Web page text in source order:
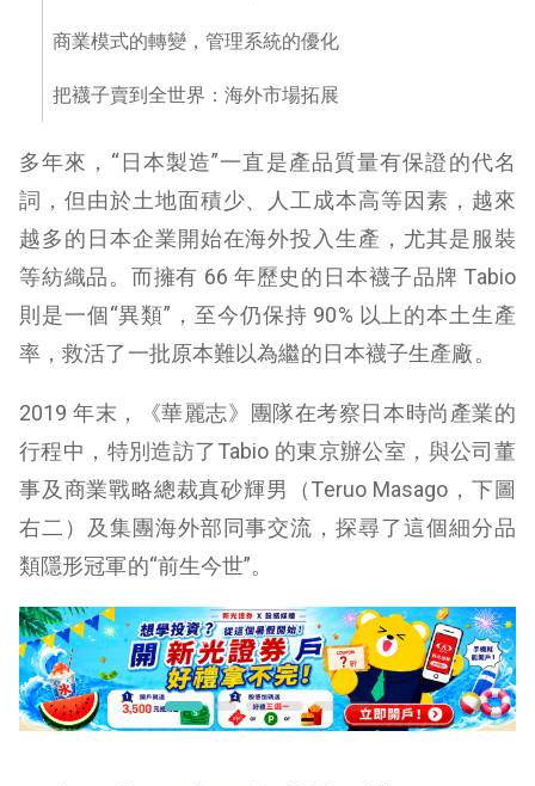
商業模式的轉變，管理系統的優化
把襪子賣到全世界：海外市場拓展
多年來，“日本製造”一直是產品質量有保證的代名
詞，但由於土地面積少、人工成本高等因素，越來
越多的日本企業開始在海外投入生產，尤其是服裝
等紡織品。而擁有 66 年歷史的日本襪子品牌 Tabio
則是一個“異類”，至今仍保持 90% 以上的本土生產
率，救活了一批原本難以為繼的日本襪子生產廠。
2019 年末，《華麗志》團隊在考察日本時尚產業的
行程中，特別造訪了Tabio 的東京辦公室，與公司董
事及商業戰略總裁真砂輝男（Teruo Masago，下圖
右二）及集團海外部同事交流，探尋了這個細分品
類隱形冠軍的“前生今世”。